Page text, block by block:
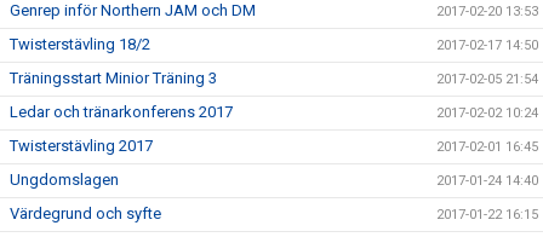
Genrep inför Northern JAM och DM 2017-02-20 13:53
Twisterstävling 18/2 2017-02-17 14:50
Träningsstart Minior Träning 3 2017-02-05 21:54
Ledar och tränarkonferens 2017 2017-02-02 10:24
Twisterstävling 2017 2017-02-01 16:45
Ungdomslagen 2017-01-24 14:40
Värdegrund och syfte 2017-01-22 16:15